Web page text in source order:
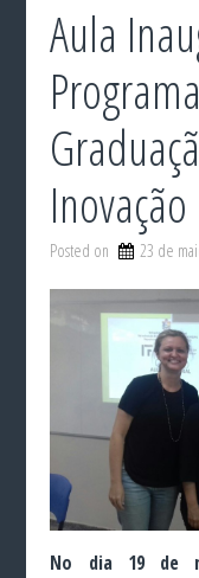
Aula
Posted on 23 de
No dia 19 de